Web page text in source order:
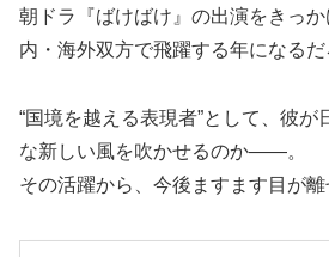
朝ドラ『ばけばけ』の出演をきっ
内・海外双方で飛躍する年になるだ
“国境を越える表現者”として、彼が
な新しい風を吹かせるのか――。
その活躍から、今後ますます目が離